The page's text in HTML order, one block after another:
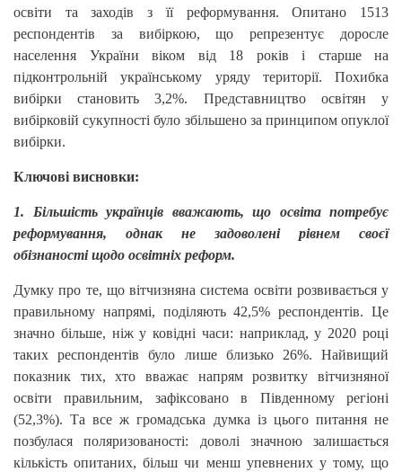
освіти та заходів з її реформування. Опитано 1513
респондентів за вибіркою, що репрезентує доросле
населення України віком від 18 років і старше на
підконтрольній українському уряду території. Похибка
вибірки становить 3,2%. Представництво освітян у
вибірковій сукупності було збільшено за принципом опуклої
вибірки.
Ключові висновки:
1. Більшість українців вважають, що освіта потребує
реформування, однак не задоволені рівнем своєї
обізнаності щодо освітніх реформ.
Думку про те, що вітчизняна система освіти розвивається у
правильному напрямі, поділяють 42,5% респондентів. Це
значно більше, ніж у ковідні часи: наприклад, у 2020 році
таких респондентів було лише близько 26%. Найвищий
показник тих, хто вважає напрям розвитку вітчизняної
освіти правильним, зафіксовано в Південному регіоні
(52,3%). Та все ж громадська думка із цього питання не
позбулася поляризованості: доволі значною залишається
кількість опитаних, більш чи менш упевнених у тому, що